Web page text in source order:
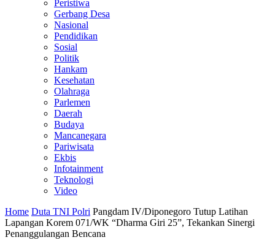
Peristiwa
Gerbang Desa
Nasional
Pendidikan
Sosial
Politik
Hankam
Kesehatan
Olahraga
Parlemen
Daerah
Budaya
Mancanegara
Pariwisata
Ekbis
Infotainment
Teknologi
Video
Home Duta TNI Polri Pangdam IV/Diponegoro Tutup Latihan
Lapangan Korem 071/WK “Dharma Giri 25”, Tekankan Sinergi
Penanggulangan Bencana